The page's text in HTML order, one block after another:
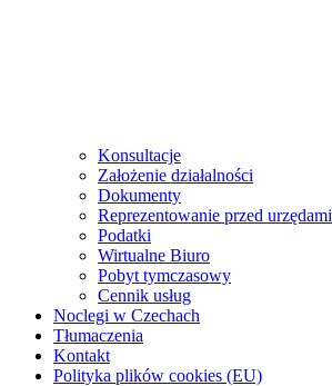
Konsultacje
Założenie działalności
Dokumenty
Reprezentowanie przed urzędami
Podatki
Wirtualne Biuro
Pobyt tymczasowy
Cennik usług
Noclegi w Czechach
Tłumaczenia
Kontakt
Polityka plików cookies (EU)